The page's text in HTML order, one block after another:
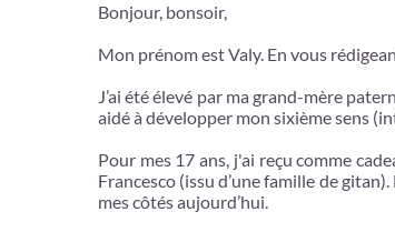
Bonjour, bonsoir,
Mon prénom est Valy. En vous
J’ai été élevé par ma grand-mère
aidé à développer mon sixième sens
Pour mes 17 ans, j'ai reçu comme
Francesco (issu d’une famille de
mes côtés aujourd’hui.